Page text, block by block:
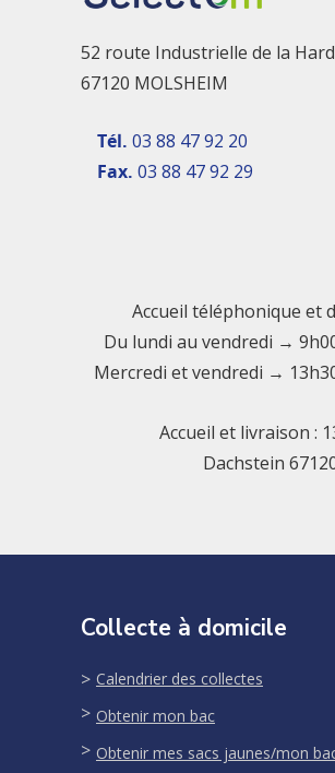
52 route Industrielle de la
67120 MOLSHEIM
Tél. 03 88 47 92 20
Fax. 03 88 47 92 29
Accueil téléphonique et
Du lundi au vendredi →
Mercredi et vendredi →
Accueil et livraison :
Dachstein
Collecte à domicile
Calendrier des collectes
Obtenir mon bac
Obtenir mes sacs jaunes/mon